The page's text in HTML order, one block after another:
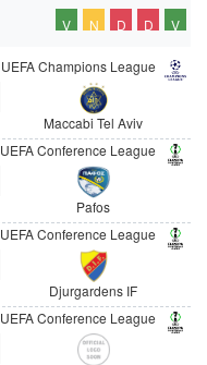
V N D D V
UEFA Champions League
Maccabi Tel Aviv
UEFA Conference League
Pafos
UEFA Conference League
Djurgardens IF
UEFA Conference League